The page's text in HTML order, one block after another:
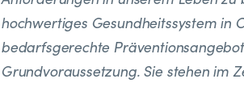
hochwertiges Gesundheitssystem in
bedarfsgerechte
Grundvoraussetzung. Sie stehen im